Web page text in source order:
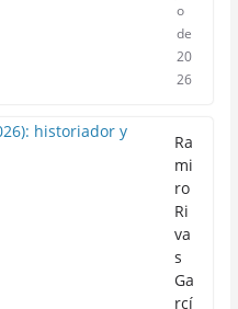
o
de
20
26
Ra
mi
ro
Ri
va
s
Ga
rcí